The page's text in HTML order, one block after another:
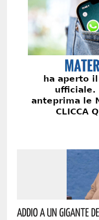
Addio A Un Gigante